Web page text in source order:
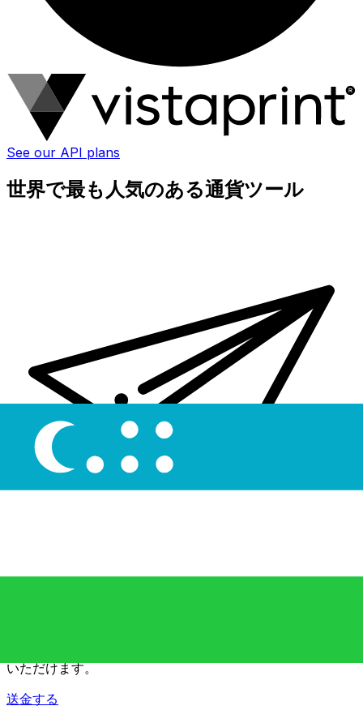
See our API plans
世界で最も人気のある通貨ツール
いただけます。
送金する